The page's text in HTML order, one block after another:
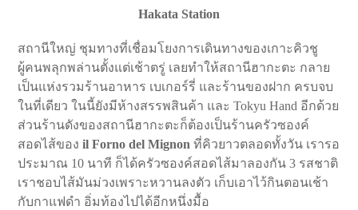
Hakata Station
สถานีใหญ่ ชุมทางที่เชื่อมโยงการเดินทางของเกาะคิวชู
ผู้คนพลุกพล่านตั้งแต่เช้าตรู่ เลยทำให้สถานีฮากะตะ กลาย
เป็นแห่งรวมร้านอาหาร เบเกอร์รี่ และร้านของฝาก ครบจบ
ในที่เดียว ในนี้ยังมีห้างสรรพสินค้า และ Tokyu Hand อีกด้วย
ส่วนร้านดังของสถานีฮากะตะก็ต้องเป็นร้านครัวซองค์
สอดไส้ของil Forno del Mignon ที่คิวยาวตลอดทั้งวัน เรารอ
ประมาณ 10 นาที ก็ได้ครัวซองค์สอดไส้มาลองกัน 3 รสชาติ
เราชอบไส้มันม่วงเพราะหวานลงตัว เก็บเอาไว้กินตอนเช้า
กับกาแฟดำ อิ่มท้องไปได้อีกหนึ่งมื้อ